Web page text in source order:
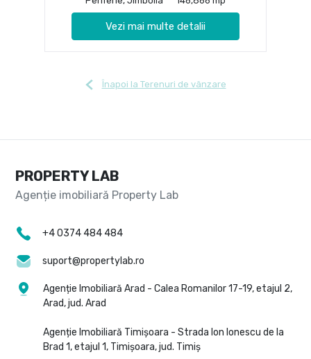
Vezi mai multe detalii
Înapoi la Terenuri de vânzare
PROPERTY LAB
+4 0374 484 484
suport@propertylab.ro
Agenție Imobiliară Arad - Calea Romanilor 17-19, etajul 2,
Arad, jud. Arad
Agenție Imobiliară Timișoara - Strada Ion Ionescu de la
Brad 1, etajul 1, Timișoara, jud. Timiș